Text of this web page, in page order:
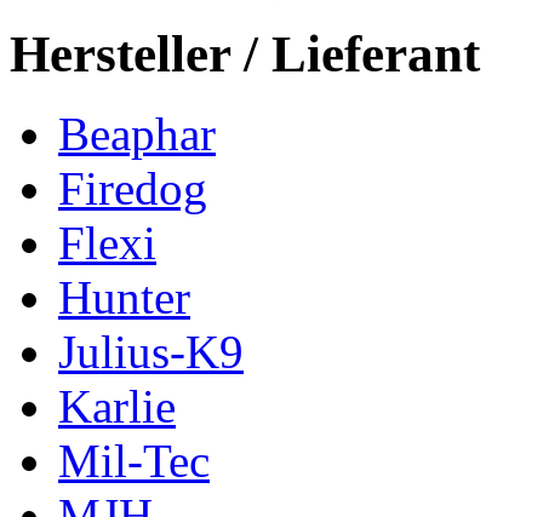
Hersteller / Lieferant
Beaphar
Firedog
Flexi
Hunter
Julius-K9
Karlie
Mil-Tec